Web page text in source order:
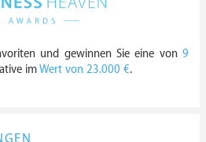
und gewinnen Sie eine von 9
imWert von 23.000 €.